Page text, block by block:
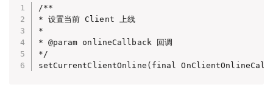
/**
* 设置当前 Client 上线
*
* @param onlineCallback 回调
*/
setCurrentClientOnline(final